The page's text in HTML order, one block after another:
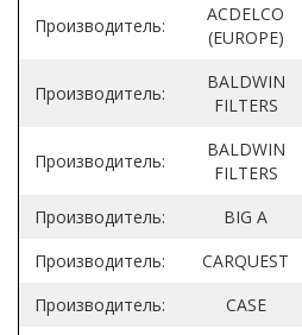
Производитель:
ACDELCO
(EUROPE)
Производитель:
BALDWIN
FILTERS
Производитель:
BALDWIN
FILTERS
Производитель: BIG A
Производитель:
CARQUEST
Производитель:
CASE